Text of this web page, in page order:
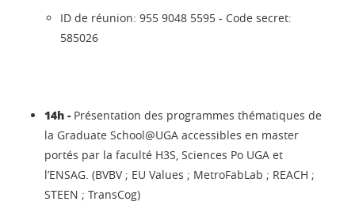
ID de réunion: 955 9048 5595 - Code secret:
585026
14h - Présentation des programmes thématiques de
la Graduate School@UGA accessibles en master
portés par la faculté H3S, Sciences Po UGA et
l’ENSAG. (BVBV ; EU Values ; MetroFabLab ; REACH ;
STEEN ; TransCog)